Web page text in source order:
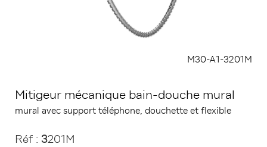
M30-A1-3201M
Mitigeur mécanique bain-douche mural
mural avec support téléphone, douchette et flexible
Réf : 3201M